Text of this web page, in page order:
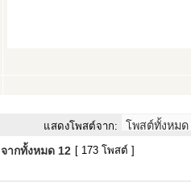
แสดงโพสต์จาก:
จากทั้งหมด 12 [ 173 โพสต์ ]